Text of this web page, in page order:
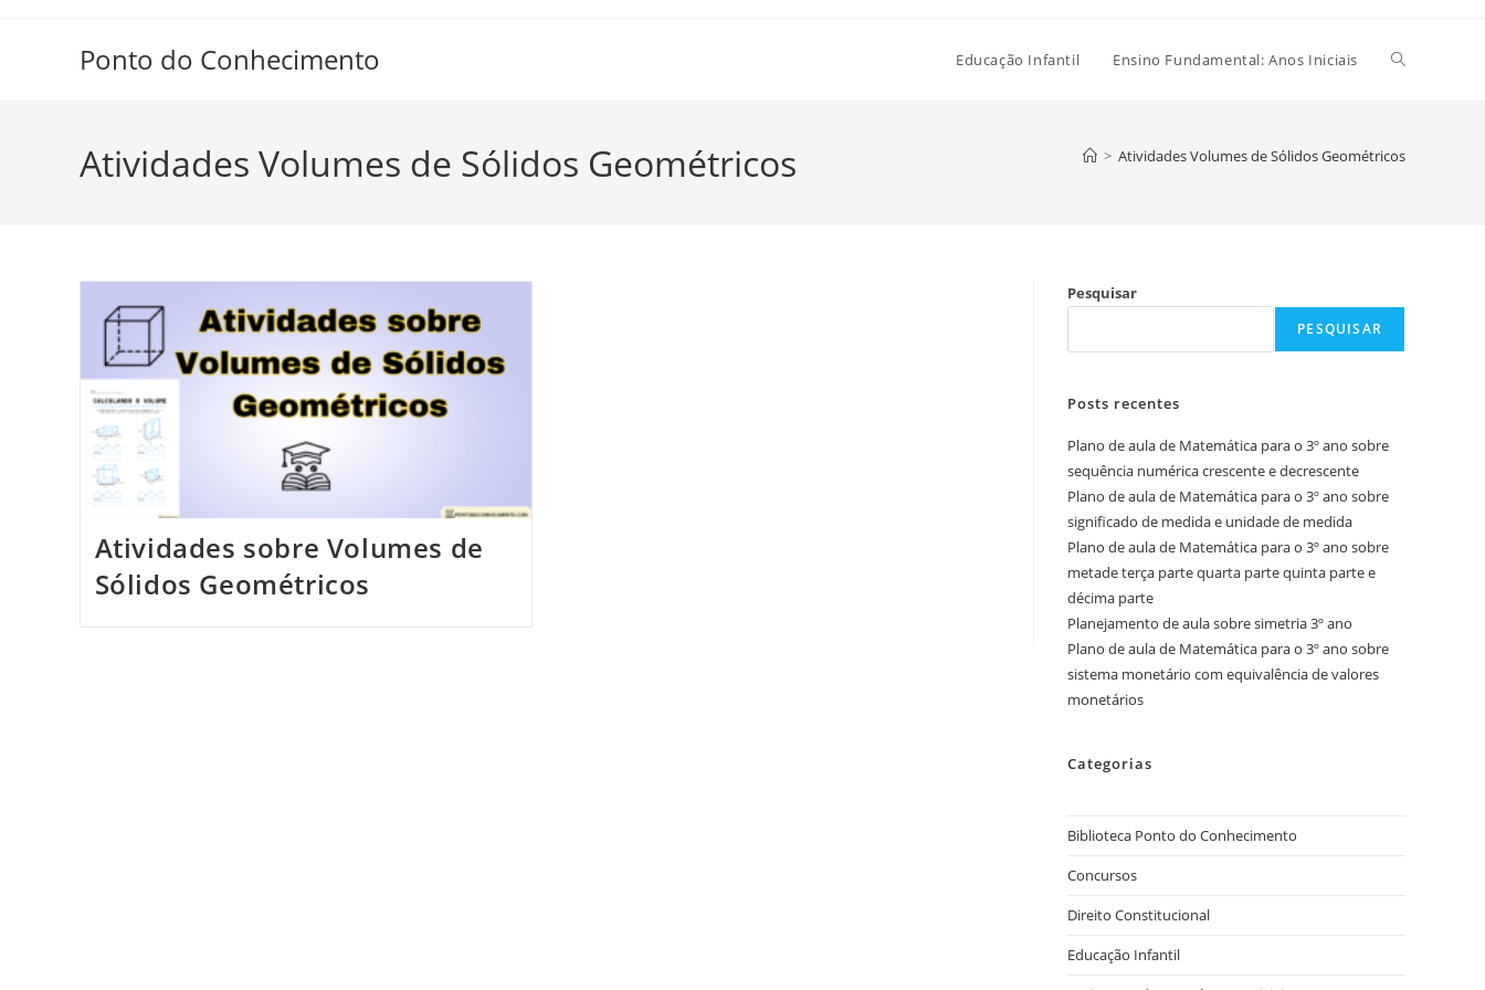
Ponto do Conhecimento Educação Infantil Ensino Fundamental: Anos Iniciais Alternar
site
Atividades Volumes de Sólidos Geométricos > Atividades Volumes de Sólidos Geométricos
Atividades sobre Volumes de
Sólidos Geométricos
Pesquisar
PESQUISAR
Posts recentes
Plano de aula de Matemática para o 3º ano sobre
sequência numérica crescente e decrescente
Plano de aula de Matemática para o 3º ano sobre
significado de medida e unidade de medida
Plano de aula de Matemática para o 3º ano sobre
metade terça parte quarta parte quinta parte e
décima parte
Planejamento de aula sobre simetria 3º ano
Plano de aula de Matemática para o 3º ano sobre
sistema monetário com equivalência de valores
monetários
Categorias
Biblioteca Ponto do Conhecimento
Concursos
Direito Constitucional
Educação Infantil